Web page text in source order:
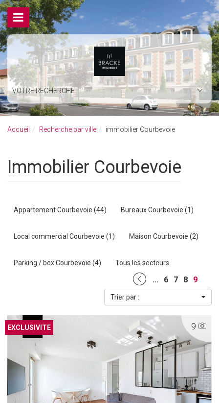
VOTRE RECHERCHE
Accueil Recherche par ville immobilier Courbevoie
immobilier Courbevoie
Appartement Courbevoie (44) Bureaux Courbevoie (1)
Local commercial Courbevoie (1) Maison Courbevoie (2)
Parking / box Courbevoie (4) Tous les secteurs
... 6 7 8 9
Trier par :
9
EXCLUSIF
EXCLUSIVITE